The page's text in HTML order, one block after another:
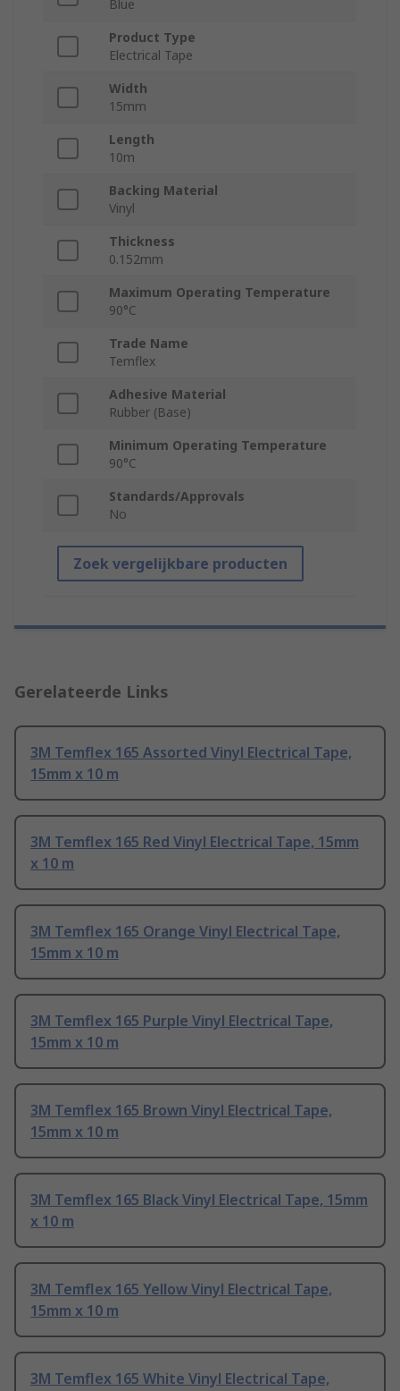
Blue
Product Type
Electrical Tape
Width
15mm
Length
10m
Backing Material
Vinyl
Thickness
0.152mm
Maximum Operating Temperature
90°C
Trade Name
Temflex
Adhesive Material
Rubber (Base)
Minimum Operating Temperature
90°C
Standards/Approvals
No
Zoek vergelijkbare producten
Gerelateerde Links
3M Temflex 165 Assorted Vinyl Electrical Tape,
15mm x 10 m
3M Temflex 165 Red Vinyl Electrical Tape, 15mm
x 10 m
3M Temflex 165 Orange Vinyl Electrical Tape,
15mm x 10 m
3M Temflex 165 Purple Vinyl Electrical Tape,
15mm x 10 m
3M Temflex 165 Brown Vinyl Electrical Tape,
15mm x 10 m
3M Temflex 165 Black Vinyl Electrical Tape, 15mm
x 10 m
3M Temflex 165 Yellow Vinyl Electrical Tape,
15mm x 10 m
3M Temflex 165 White Vinyl Electrical Tape,